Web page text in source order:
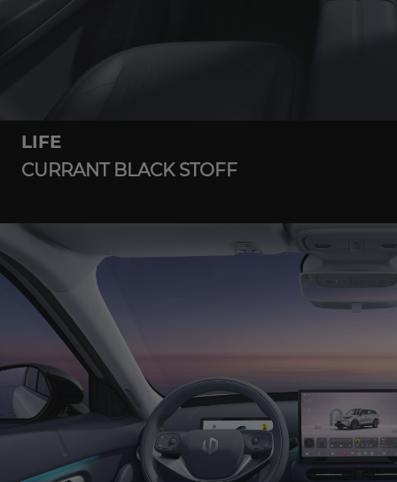
LIFE
CURRANT BLACK STOFF